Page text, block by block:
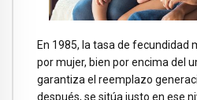
En 1985, la tasa de fecundidad
por mujer, bien por encima del
garantiza el reemplazo
después, se sitúa justo en ese